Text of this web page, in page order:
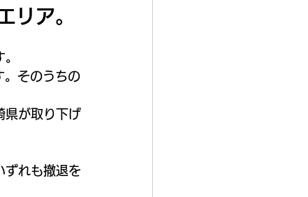
リア。
。そのうちの
県が取り下げ
ずれも撤退を